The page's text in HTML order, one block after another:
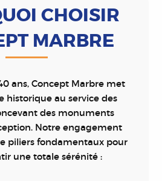
CHOISIR
MARBRE
ans, Concept Marbre met
historique au service des
des monuments
Notre engagement
piliers fondamentaux pour
une totale sérénité :